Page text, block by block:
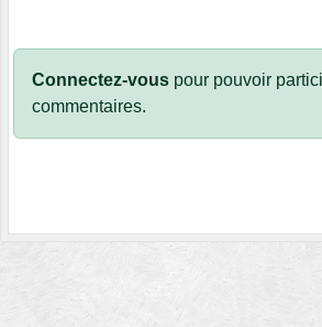
Connectez-vous pour pouvoir
commentaires.